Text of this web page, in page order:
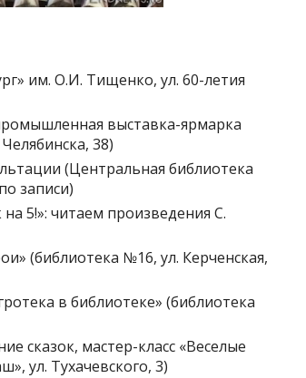
им. О.И. Тищенко, ул. 60-летия
выставка-ярмарка
38)
(Центральная библиотека
записи)
5!»: читаем произведения С.
(библиотека №16, ул. Керченская,
в библиотеке» (библиотека
сказок, мастер-класс «Веселые
ул. Тухачевского, 3)